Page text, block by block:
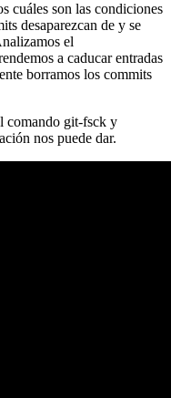
cuáles son las condiciones
desaparezcan de y se
el
a caducar entradas
borramos los commits
comando git-fsck y
nos puede dar.